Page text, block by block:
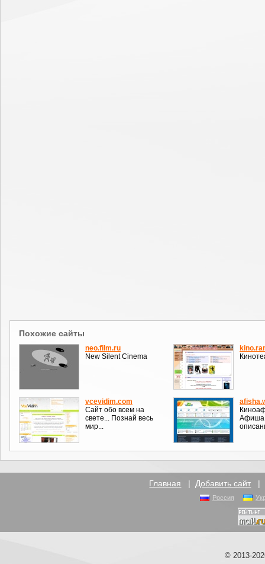
Похожие сайты
neo.film.ru
New Silent Cinema
vcevidim.com
Сайт обо всем на
свете... Познай весь
мир...
Афиша
Главная | Добавить сайт |
Россия
© 2013-